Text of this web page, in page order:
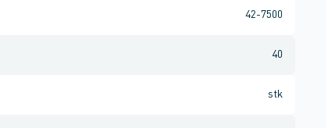
42-7500
40
stk